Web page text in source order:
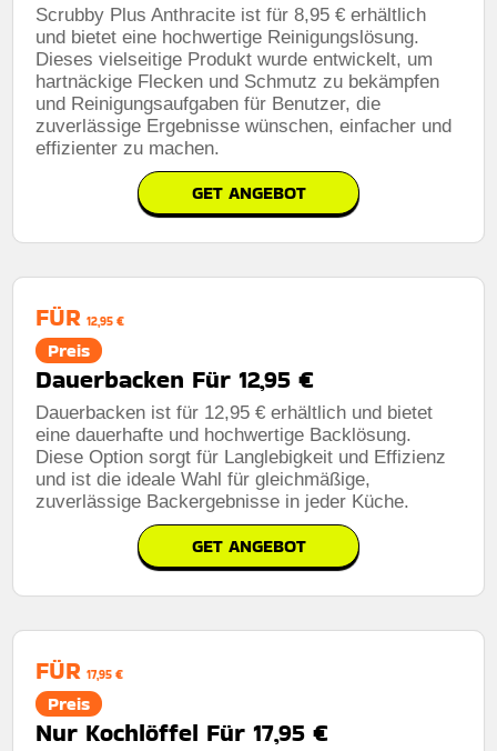
Scrubby Plus Anthracite ist für 8,95 € erhältlich
und bietet eine hochwertige Reinigungslösung.
Dieses vielseitige Produkt wurde entwickelt, um
hartnäckige Flecken und Schmutz zu bekämpfen
und Reinigungsaufgaben für Benutzer, die
zuverlässige Ergebnisse wünschen, einfacher und
effizienter zu machen.
GET ANGEBOT
FÜR 12,95 €
Preis
Dauerbacken Für 12,95 €
Dauerbacken ist für 12,95 € erhältlich und bietet
eine dauerhafte und hochwertige Backlösung.
Diese Option sorgt für Langlebigkeit und Effizienz
und ist die ideale Wahl für gleichmäßige,
zuverlässige Backergebnisse in jeder Küche.
GET ANGEBOT
FÜR 17,95 €
Preis
Nur Kochlöffel Für 17,95 €